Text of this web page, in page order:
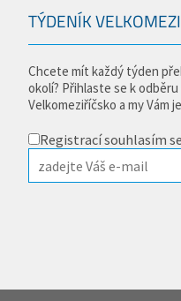
TÝDENÍK
Chcete mít každý týden
okolí? Přihlaste se k
Velkomeziříčsko a my Vám
Registrací souhlasím se